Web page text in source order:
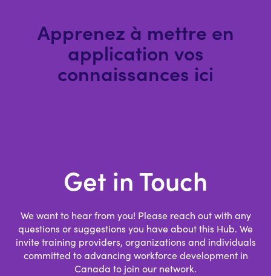
Apprenez à mettre en
application vos
connaissances ici
Get in Touch
We want to hear from you! Please reach out with any
questions or suggestions you have about this Hub. We
invite training providers, organizations and individuals
committed to advancing workforce development in
Canada to join our network.